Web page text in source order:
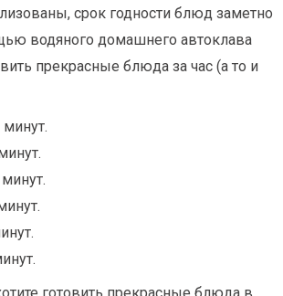
срок годности блюд заметно
водяного домашнего автоклава
прекрасные блюда за час (а то и